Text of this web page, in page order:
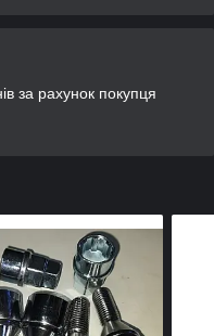
за рахунок покупця